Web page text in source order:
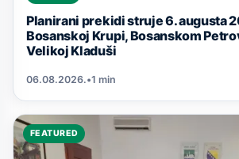
Planirani prekidi struje 6. augusta
Bosanskoj Krupi, Bosanskom
Velikoj Kladuši
06.08.2026.•1 min
FEATURED